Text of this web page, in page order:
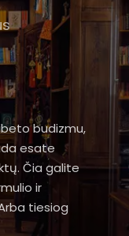
budizmu,
esate
Čia galite
ir
tiesiog